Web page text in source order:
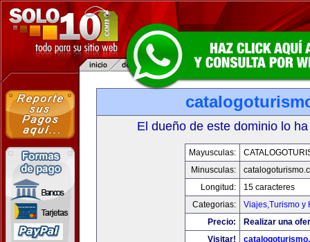
El dueño de este dominio lo
Mayusculas:
Minusculas:
Longitud:
15 caracteres
Categorias:
Viajes,Turismo y
Precio:
Realizar una
Visitar!